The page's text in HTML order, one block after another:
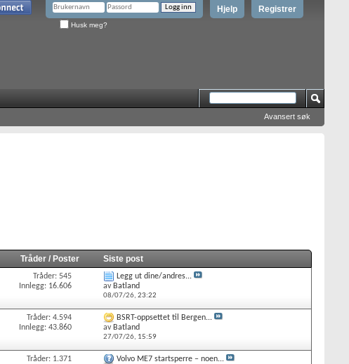
Registrer
Hjelp
Husk meg?
Avansert søk
Tråder / Poster Siste post
Tråder: 545
Innlegg: 16.606
Legg ut dine/andres...
av Batland
08/07/26, 23:22
Tråder: 4.594
Innlegg: 43.860
BSRT-oppsettet til Bergen...
av Batland
27/07/26, 15:59
Tråder: 1.371
Volvo ME7 startsperre – noen...